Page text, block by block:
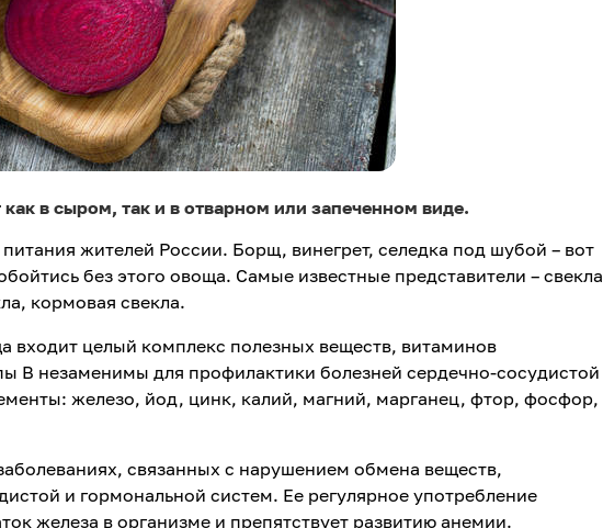
в сыром, так и в отварном или запеченном виде.
жителей России. Борщ, винегрет, селедка под шубой – вот
без этого овоща. Самые известные представители – свекла
кормовая свекла.
входит целый комплекс полезных веществ, витаминов
В незаменимы для профилактики болезней сердечно-сосудистой
железо, йод, цинк, калий, магний, марганец, фтор, фосфор,
связанных с нарушением обмена веществ,
и гормональной систем. Ее регулярное употребление
железа в организме и препятствует развитию анемии.